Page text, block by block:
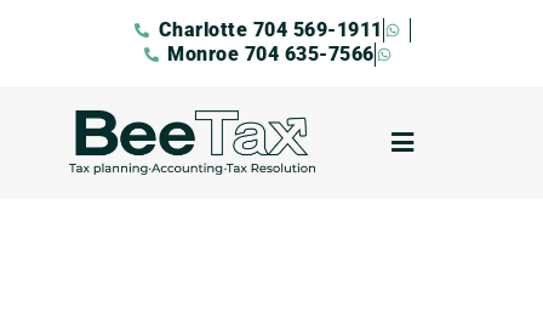
Charlotte 704 569-1911
Monroe 704 635-7566